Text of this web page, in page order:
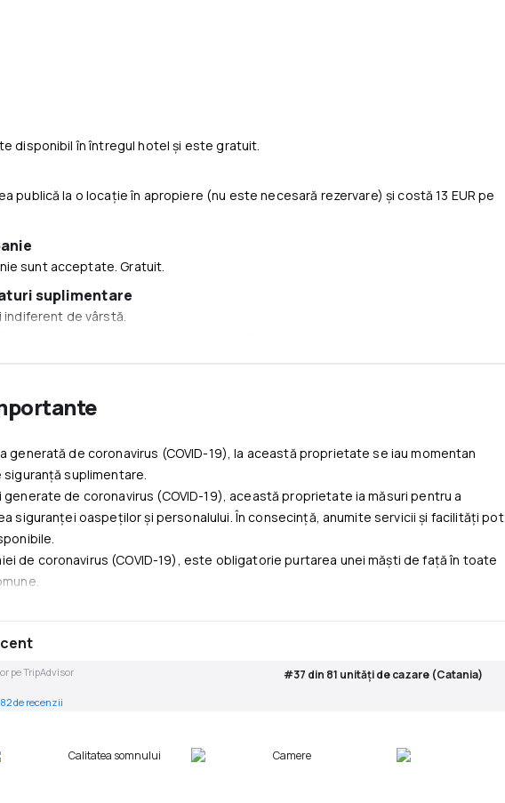
disponibil în întregul hotel şi este gratuit.
publică la o locaţie în apropiere (nu este necesară rezervare) şi costă 13 EUR pe
sunt acceptate. Gratuit.
suplimentare
de vârstă.
la şi inclusiv 5 ani se cazează pentru € 10 per persoană per noapte dacă
disponibil.
de minimum 6 ani se cazează pentru € 15 per persoană per noapte dacă folosesc
sau pătuţ de copil este furnizat la cerere şi trebuie să fie confirmat de hotel.
calculate automat în preţul total şi vor fi plătite separat în timpul sejurului.
generată de coronavirus (COVID-19), la această proprietate se iau momentan
siguranță suplimentare.
generate de coronavirus (COVID-19), această proprietate ia măsuri pentru a
siguranței oaspeților și personalului. În consecință, anumite servicii și facilități pot
de coronavirus (COVID-19), este obligatorie purtarea unei măști de față în toate
pe TripAdvisor
de recenzii
#37 din 81 unităţi de cazare (Catania)
Calitatea somnului Camere